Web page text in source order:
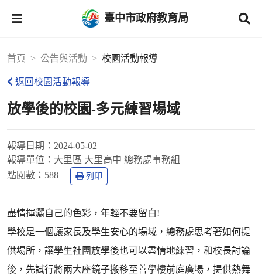
臺中市政府教育局
首頁 公告與活動 校園活動報導
返回校園活動報導
放學後的校園-多元練習場域
報導日期： 2024-05-02
報導單位： 大里區 大里高中 總務處事務組
點閱數： 588 列印
盡情揮灑自己的色彩，年輕不要留白!
學校是一個讓家長及學生安心的場域，總務處思考著如何提
供場所，讓學生社團放學後也可以盡情地練習，和校長討論
後，先試行將兩大座鏡子搬移至善學樓前庭廣場，提供熱舞